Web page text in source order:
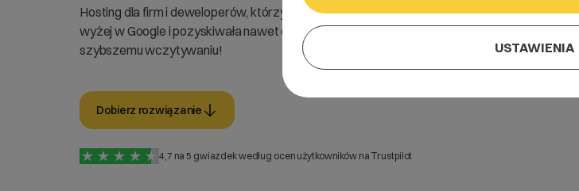
Hosting dla firm i deweloperów, którzy chcą, aby ich strona na WordPress była
wyżej w Google i pozyskiwała nawet o połowę klientów więcej – dzięki
szybszemu wczytywaniu!
Dobierz rozwiązanie
4,7 na 5 gwiazdek według ocen użytkowników na Trustpilot
USTAWIENIA